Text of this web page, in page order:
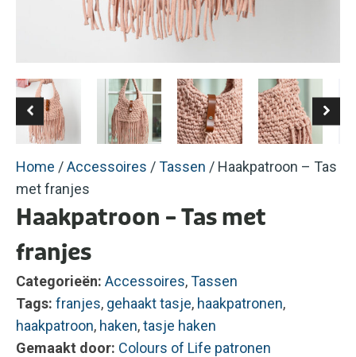
Home /Accessoires /Tassen / Haakpatroon – Tas
met franjes
Haakpatroon – Tas met
franjes
Categorieën: Accessoires,Tassen
Tags: franjes, gehaakt tasje, haakpatronen,
haakpatroon, haken,tasje haken
Gemaakt door: Colours of Life patronen